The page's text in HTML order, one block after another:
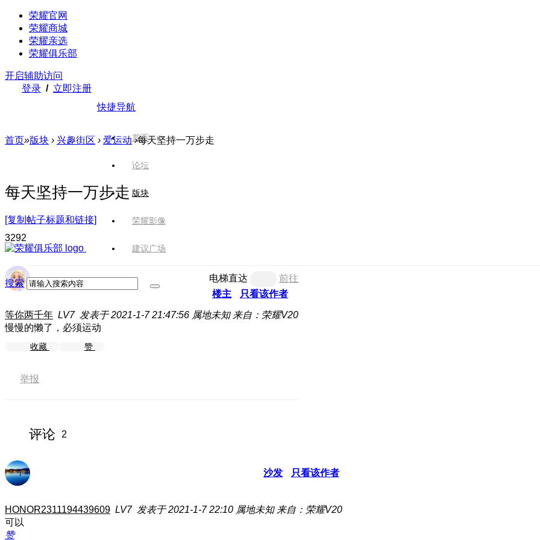
荣耀官网
荣耀商城
荣耀亲选
荣耀俱乐部
开启辅助访问
登录 / 立即注册
快捷导航
首页
论坛
版块
荣耀影像
建议广场
搜索
首页»版块 › 兴趣街区 › 爱运动 ›每天坚持一万步走
每天坚持一万步走
[复制帖子标题和链接]
3292
电梯直达
前往
楼主
只看该作者
等你两千年 LV7 发表于 2021-1-7 21:47:56 属地未知 来自：荣耀V20
慢慢的懒了，必须运动
收藏 赞
举报
评论 2
沙发 只看该作者
HONOR2311194439609 LV7 发表于 2021-1-7 22:10 属地未知 来自：荣耀V20
可以
赞